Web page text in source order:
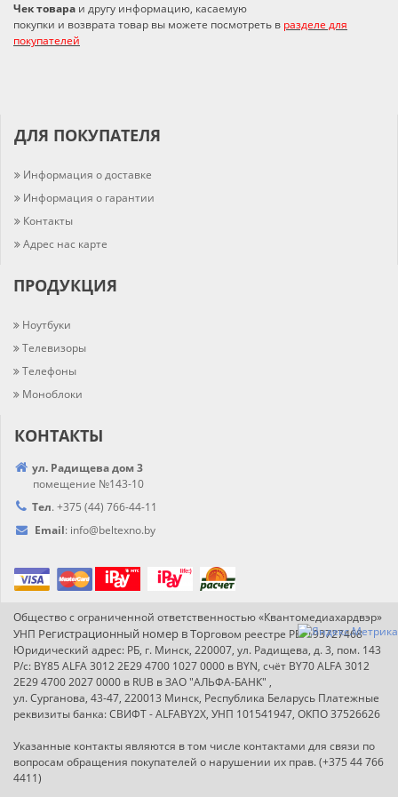
Чек товара и другу информацию, касаемую
покупки и возврата товар вы можете посмотреть в разделе для
покупателей
ДЛЯ ПОКУПАТЕЛЯ
Информация о доставке
Информация о гарантии
Контакты
Адрес нас карте
ПРОДУКЦИЯ
Ноутбуки
Телевизоры
Телефоны
Моноблоки
КОНТАКТЫ
ул. Радищева дом 3
помещение №143-10
Тел. +375 (44) 766-44-11
Email: info@beltexno.by
Общество с ограниченной ответственностью «Квантомедиахардвэр»
УНП Регистрационный номер в Торговом реестре РБ: 193727468
Юридический адрес: РБ, г. Минск, 220007, ул. Радищева, д. 3, пом. 143
Р/с: BY85 ALFA 3012 2E29 4700 1027 0000 в BYN, счёт BY70 ALFA 3012
2E29 4700 2027 0000 в RUB в ЗАО "АЛЬФА-БАНК" ,
ул. Сурганова, 43-47, 220013 Минск, Республика Беларусь Платежные
реквизиты банка: СВИФТ - ALFABY2X, УНП 101541947, ОКПО 37526626
Указанные контакты являются в том числе контактами для связи по
вопросам обращения покупателей о нарушении их прав. (+375 44 766
4411)